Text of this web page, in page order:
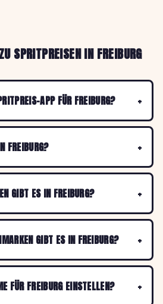
SPRITPREISEN IN FREIBURG
APP FÜR FREIBURG?
FREIBURG?
GIBT ES IN FREIBURG?
GIBT ES IN FREIBURG?
FÜR FREIBURG EINSTELLEN?